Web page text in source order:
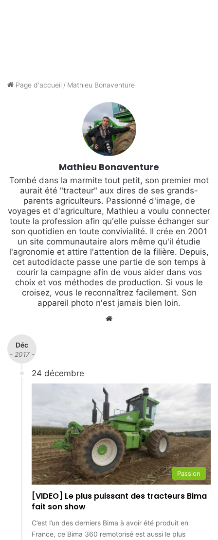
Page d'accueil / Mathieu Bonaventure
Mathieu Bonaventure
Tombé dans la marmite tout petit, son premier mot
aurait été "tracteur" aux dires de ses grands-
parents agriculteurs. Passionné d'image, de
voyages et d'agriculture, Mathieu a voulu connecter
toute la profession afin qu'elle puisse échanger sur
son quotidien en toute convivialité. Il crée en 2001
un site communautaire alors même qu'il étudie
l'agronomie et attire l'attention de la filière. Depuis,
cet autodidacte passe une partie de son temps à
courir la campagne afin de vous aider dans vos
choix et vos méthodes de production. Si vous le
croisez, vous le reconnaîtrez facilement. Son
appareil photo n'est jamais bien loin.
Déc
- 2017 -
24 décembre
Passion
[VIDEO] Le plus puissant des tracteurs Bima
fait son show
C’est l’un des derniers Bima à avoir été produit en
France, ce Bima 360 remotorisé est aussi le plus